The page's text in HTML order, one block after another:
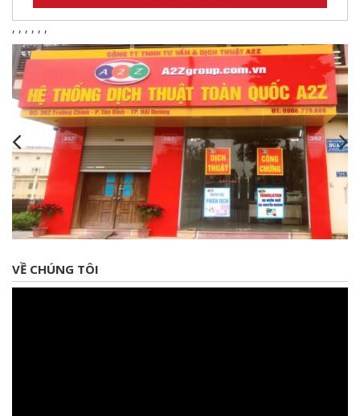
, , , , , ,
VỀ CHÚNG TÔI